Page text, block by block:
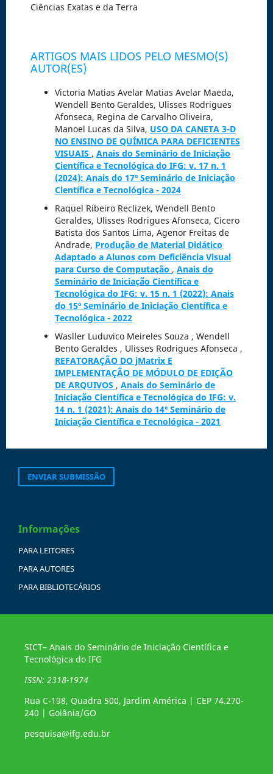
Ciências Exatas e da Terra
ARTIGOS MAIS LIDOS PELO MESMO(S)
AUTOR(ES)
Victoria Matias Avelar Matias Avelar Maeda,
Wendell Bento Geraldes, Ulisses Rodrigues
Afonseca, Regina de Carvalho Oliveira,
Manoel Lucas da Silva, USO DA CANETA 3-D
NO ENSINO DE QUÍMICA PARA DEFICIENTES
VISUAIS , Anais do Seminário de Iniciação
Científica e Tecnológica do IFG: v. 17 n. 1
(2024): Anais do 17º Seminário de Iniciação
Científica e Tecnológica - 2024
Raquel Ribeiro Reclizek, Wendell Bento
Geraldes, Ulisses Rodrigues Afonseca, Cicero
Batista dos Santos Lima, Agenor Freitas de
Andrade, Produção de Material Didático
Adaptado a Alunos com Deficiência Visual
para Curso de Computação , Anais do
Seminário de Iniciação Científica e
Tecnológica do IFG: v. 15 n. 1 (2022): Anais
do 15º Seminário de Iniciação Científica e
Tecnológica - 2022
Wasller Luduvico Meireles Souza , Wendell
Bento Geraldes , Ulisses Rodrigues Afonseca ,
REFATORAÇÃO DO jMatrix E
IMPLEMENTAÇÃO DE MÓDULO DE EDIÇÃO
DE ARQUIVOS , Anais do Seminário de
Iniciação Científica e Tecnológica do IFG: v.
14 n. 1 (2021): Anais do 14º Seminário de
Iniciação Científica e Tecnológica - 2021
ENVIAR SUBMISSÃO
Informações
PARA LEITORES
PARA AUTORES
PARA BIBLIOTECÁRIOS
SICT– Anais do Seminário de Iniciação Científica e
Tecnológica do IFG
ISSN: 2318-1974
Rua C-198, Quadra 500, Jardim América | CEP 74.270-
240 | Goiânia/GO
pesquisa@ifg.edu.br